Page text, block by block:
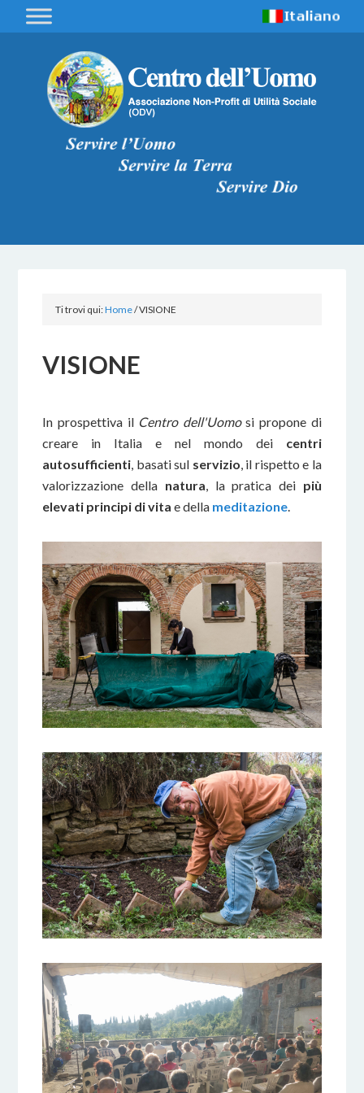
Ti trovi qui:Home/VISIONE
VISIONE
In prospettiva il Centro dell'Uomosi propone di
creare in Italia e nel mondo dei centri
autosufficienti, basati sul servizio, il rispetto e la
valorizzazione della natura, la pratica dei più
elevati principi di vita e della meditazione.